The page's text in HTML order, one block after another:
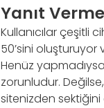
Yanıt
Kullanıcılar çeşitli
50’sini oluşturuyor
Henüz
zorunludur.
sitenizden sektiğini